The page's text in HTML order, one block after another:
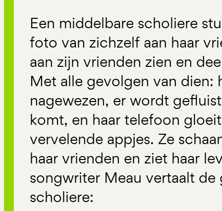
Een middelbare scholiere
foto van zichzelf aan haar
aan zijn vrienden zien en
Met alle gevolgen van dien:
nagewezen, er wordt
komt, en haar telefoon
vervelende appjes. Ze
haar vrienden en ziet haar
songwriter Meau vertaalt de
scholiere: